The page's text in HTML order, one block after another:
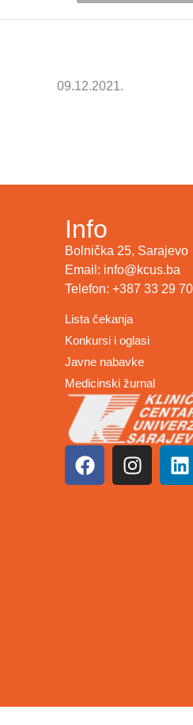
09.12.2021.
Info
Bolnička 25, Sarajevo
Email: info@kcus.ba
Telefon: +387 33 29
Lista čekanja
Konkursi i oglasi
Javne nabavke
Medicinski žurnal